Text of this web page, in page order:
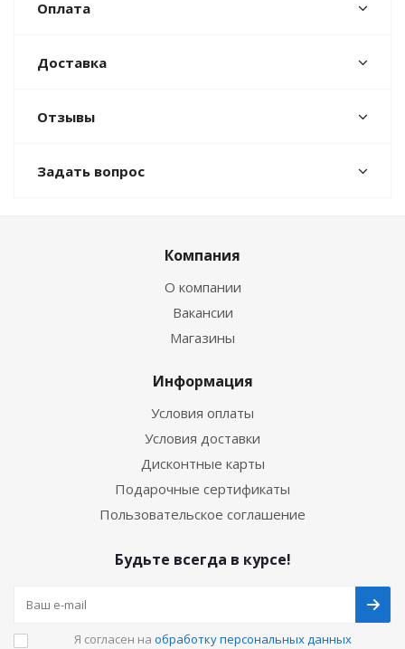
Оплата
Доставка
Отзывы
Задать вопрос
Компания
О компании
Вакансии
Магазины
Информация
Условия оплаты
Условия доставки
Дисконтные карты
Подарочные сертификаты
Пользовательское соглашение
Будьте всегда в курсе!
Я согласен на обработку персональных данных